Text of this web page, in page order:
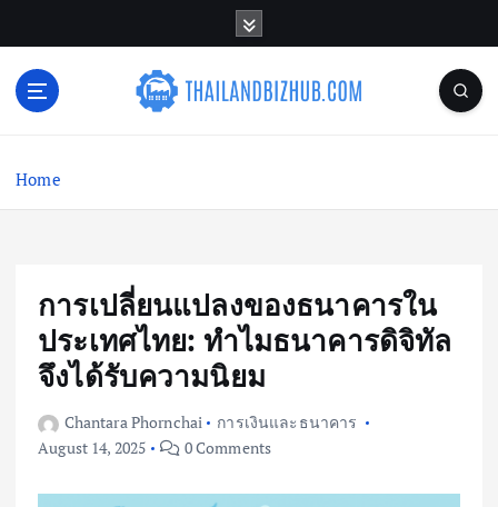
n
Home
การเปลี่ยนแปลงของธนาคารใน
ประเทศไทย: ทำไมธนาคารดิจิทัล
จึงได้รับความนิยม
Chantara Phornchai
การเงินและธนาคาร
August 14, 2025
0 Comments